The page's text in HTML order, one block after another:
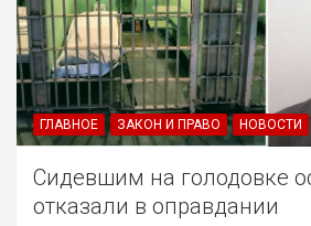
ГЛАВНОЕ ЗАКОН И ПРАВО НОВОСТИ
Сидевшим на голодовке
отказали в оправдании